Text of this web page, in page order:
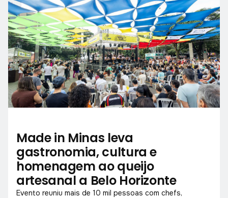
Made in Minas leva
gastronomia, cultura e
homenagem ao queijo
artesanal a Belo Horizonte
Evento reuniu mais de 10 mil pessoas com chefs,